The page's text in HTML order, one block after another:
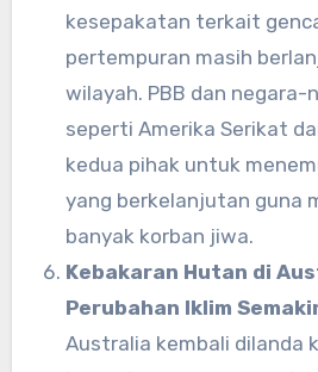
kesepakatan terkait
pertempuran masih
wilayah. PBB dan negara-
seperti Amerika Serikat
kedua pihak untuk
yang berkelanjutan guna
banyak korban jiwa.
Kebakaran Hutan di
Perubahan Iklim
Australia kembali dilanda